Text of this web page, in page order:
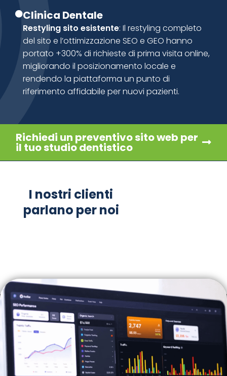
Clinica Dentale
Restyling sito esistente: Il restyling completo
del sito e l’ottimizzazione SEO e GEO hanno
portato +300% di richieste di prima visita online,
migliorando il posizionamento locale e
rendendo la piattaforma un punto di
riferimento affidabile per nuovi pazienti.
Richiedi un preventivo sito web per
il tuo studio dentistico
I nostri clienti
parlano per noi